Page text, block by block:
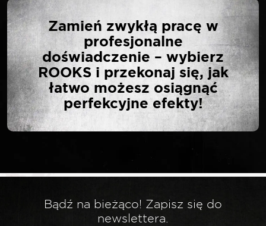
NAPISZ PIERWSZĄ
OPINIĘ O „SELTA
ZESTAW WKRĘTAKÓW
DO POBIJANIA 7
ELEMENTÓW MODUŁ
1/3”
Zamień zwykłą pracę w
profesjonalne
doświadczenie – wybierz
ROOKS i przekonaj się, jak
łatwo możesz osiągnąć
perfekcyjne efekty!
Bądź na bieżąco! Zapisz się do
newslettera.